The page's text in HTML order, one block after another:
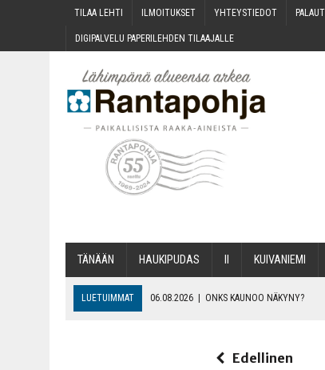
TILAA LEH­TI ILMOI­TUK­SET YHTEYS­TIE­DOT
DIGI­PAL­VE­LU PAPE­RI­LEH­DEN TILAAJALLE
TÄNÄÄN HAU­KI­PU­DAS KUI­VA­NIE­MI
LUETUIMMAT 06.08.2026 | ONKS KAU­NOO NÄKYNY?
OPIN­TOI­HIN KAN­SA­LAIS­OPIS­TOS­SA VOI SAA­DA
Edellinen